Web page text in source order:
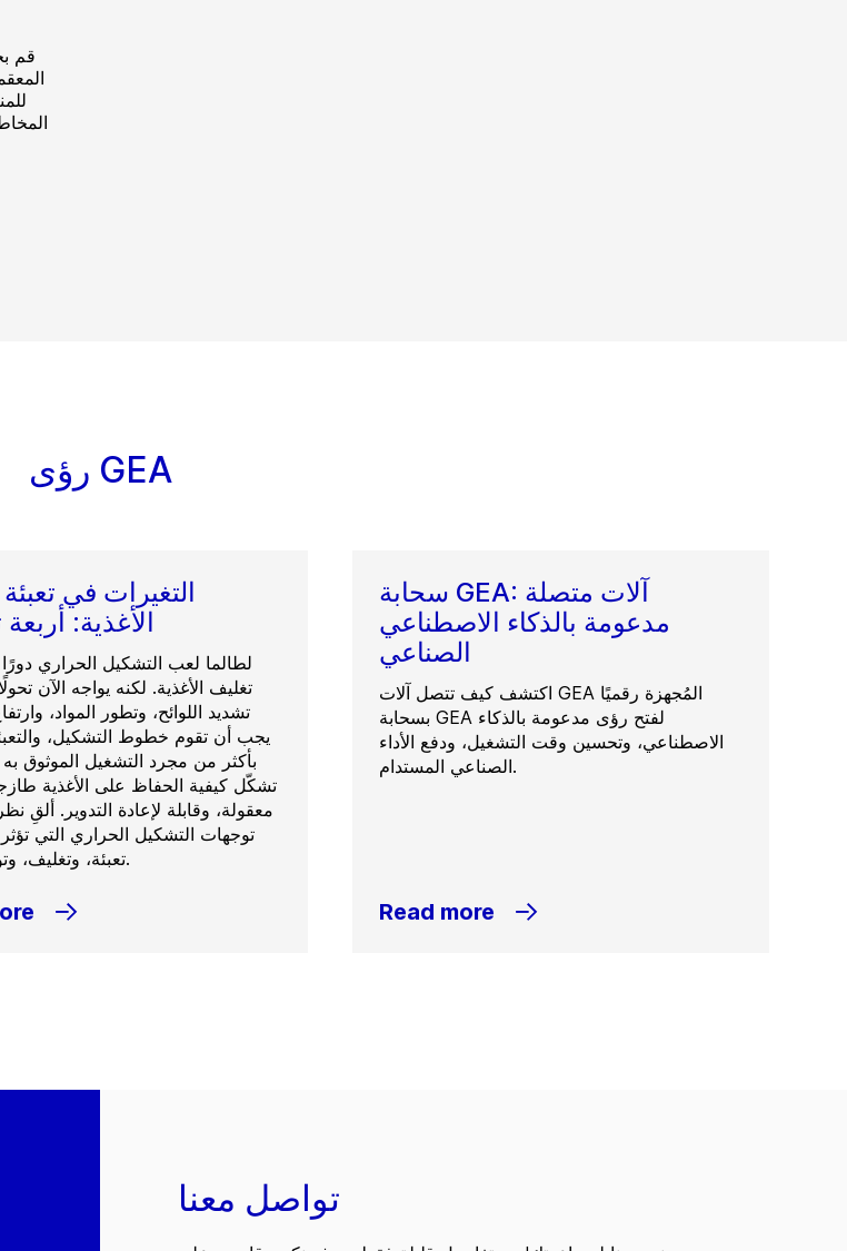
قم
رؤى GEA
التغيرات في
الأغذية:
لطالما لعب التشكيل الحراري
تغليف الأغذية. لكنه يواجه الآن
تشديد اللوائح، وتطور المواد،
يجب أن تقوم خطوط التشكيل،
بأكثر من مجرد التشغيل الموثوق
تشكّل كيفية الحفاظ على الأغذية
معقولة، وقابلة لإعادة التدوير. ألقِ
توجهات التشكيل الحراري التي
تعبئة، وتغليف، وتوزيع الأغذية.
سحابة GEA: آلات متصلة
مدعومة بالذكاء الاصطناعي
الصناعي
اكتشف كيف تتصل آلات GEA المُجهزة رقميًا
بسحابة GEA لفتح رؤى مدعومة بالذكاء
الاصطناعي، وتحسين وقت التشغيل، ودفع الأداء
الصناعي المستدام.
Read more
تواصل معنا